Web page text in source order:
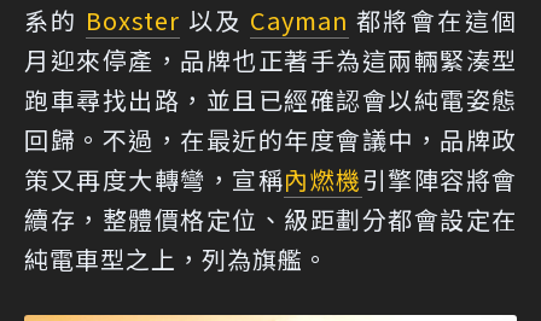
系的 Boxster 以及 Cayman 都將會在這個
月迎來停產，品牌也正著手為這兩輛緊湊型
跑車尋找出路，並且已經確認會以純電姿態
回歸。不過，在最近的年度會議中，品牌政
策又再度大轉彎，宣稱內燃機引擎陣容將會
續存，整體價格定位、級距劃分都會設定在
純電車型之上，列為旗艦。